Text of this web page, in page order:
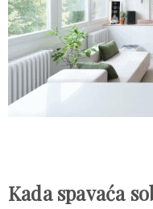
Kada spavaća